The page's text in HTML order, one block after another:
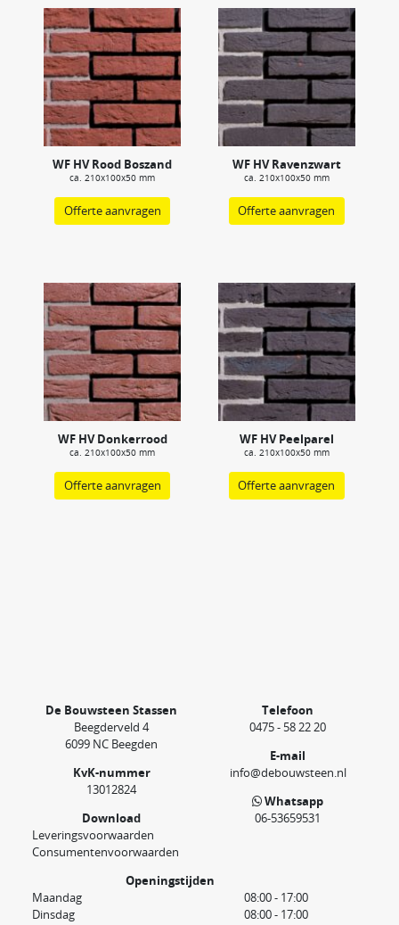
WF HV Rood Boszand
ca. 210x100x50 mm
Offerte aanvragen
WF HV Ravenzwart
ca. 210x100x50 mm
Offerte aanvragen
WF HV Donkerrood
ca. 210x100x50 mm
Offerte aanvragen
WF HV Peelparel
ca. 210x100x50 mm
Offerte aanvragen
De Bouwsteen Stassen
Beegderveld 4
6099 NC Beegden
KvK-nummer
13012824
Download
Leveringsvoorwaarden
Consumentenvoorwaarden
Telefoon
0475 - 58 22 20
E-mail
info@debouwsteen.nl
Whatsapp
06-53659531
Openingstijden
Maandag
08:00 - 17:00
Dinsdag
08:00 - 17:00